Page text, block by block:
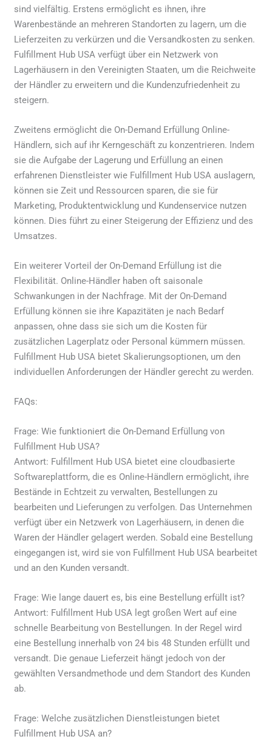
sind vielfältig. Erstens ermöglicht es ihnen, ihre
Warenbestände an mehreren Standorten zu lagern, um die
Lieferzeiten zu verkürzen und die Versandkosten zu senken.
Fulfillment Hub USA verfügt über ein Netzwerk von
Lagerhäusern in den Vereinigten Staaten, um die Reichweite
der Händler zu erweitern und die Kundenzufriedenheit zu
steigern.
Zweitens ermöglicht die On-Demand Erfüllung Online-
Händlern, sich auf ihr Kerngeschäft zu konzentrieren. Indem
sie die Aufgabe der Lagerung und Erfüllung an einen
erfahrenen Dienstleister wie Fulfillment Hub USA auslagern,
können sie Zeit und Ressourcen sparen, die sie für
Marketing, Produktentwicklung und Kundenservice nutzen
können. Dies führt zu einer Steigerung der Effizienz und des
Umsatzes.
Ein weiterer Vorteil der On-Demand Erfüllung ist die
Flexibilität. Online-Händler haben oft saisonale
Schwankungen in der Nachfrage. Mit der On-Demand
Erfüllung können sie ihre Kapazitäten je nach Bedarf
anpassen, ohne dass sie sich um die Kosten für
zusätzlichen Lagerplatz oder Personal kümmern müssen.
Fulfillment Hub USA bietet Skalierungsoptionen, um den
individuellen Anforderungen der Händler gerecht zu werden.
FAQs:
Frage: Wie funktioniert die On-Demand Erfüllung von
Fulfillment Hub USA?
Antwort: Fulfillment Hub USA bietet eine cloudbasierte
Softwareplattform, die es Online-Händlern ermöglicht, ihre
Bestände in Echtzeit zu verwalten, Bestellungen zu
bearbeiten und Lieferungen zu verfolgen. Das Unternehmen
verfügt über ein Netzwerk von Lagerhäusern, in denen die
Waren der Händler gelagert werden. Sobald eine Bestellung
eingegangen ist, wird sie von Fulfillment Hub USA bearbeitet
und an den Kunden versandt.
Frage: Wie lange dauert es, bis eine Bestellung erfüllt ist?
Antwort: Fulfillment Hub USA legt großen Wert auf eine
schnelle Bearbeitung von Bestellungen. In der Regel wird
eine Bestellung innerhalb von 24 bis 48 Stunden erfüllt und
versandt. Die genaue Lieferzeit hängt jedoch von der
gewählten Versandmethode und dem Standort des Kunden
ab.
Frage: Welche zusätzlichen Dienstleistungen bietet
Fulfillment Hub USA an?